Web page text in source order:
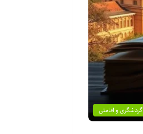
گردشگری و اقامتی